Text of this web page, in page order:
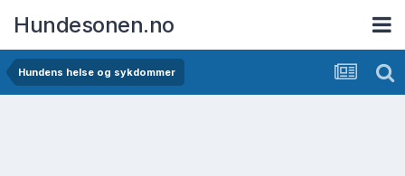
Hundesonen.no
Hundens helse og sykdommer